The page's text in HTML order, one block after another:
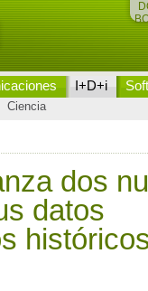
I+D+i
Ciencia
dos
datos